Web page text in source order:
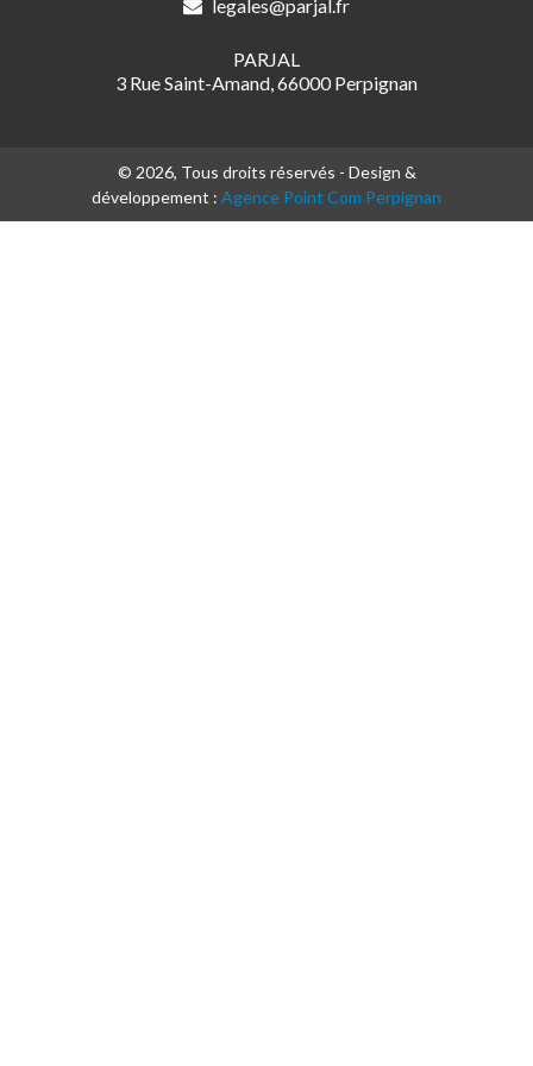
legales@parjal.fr
PARJAL
3 Rue Saint-Amand, 66000 Perpignan
© 2026, Tous droits réservés - Design &
développement : Agence Point Com Perpignan